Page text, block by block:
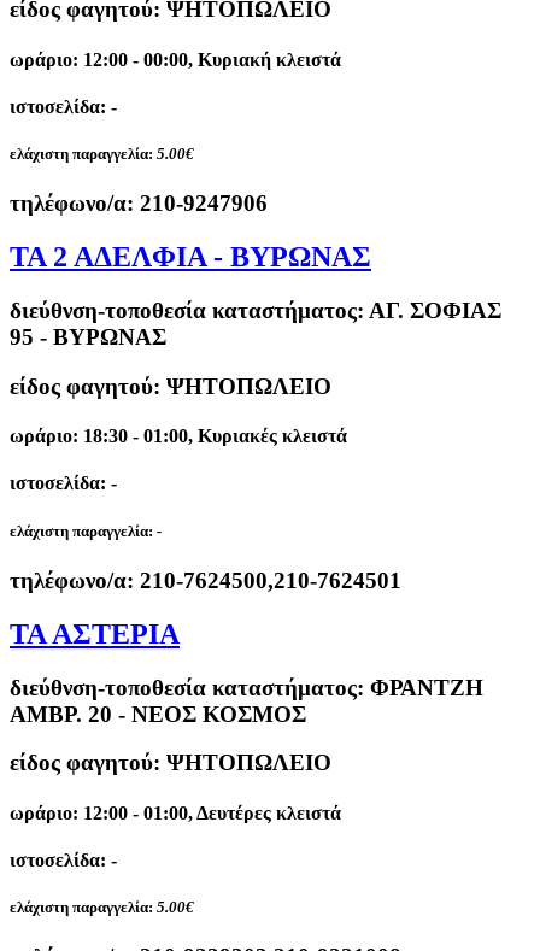
είδος φαγητού: ΨΗΤΟΠΩΛΕΙΟ
ωράριο: 12:00 - 00:00, Κυριακή κλειστά
ιστοσελίδα: -
ελάχιστη παραγγελία: 5.00€
τηλέφωνο/α: 210-9247906
ΤΑ 2 ΑΔΕΛΦΙΑ - ΒΥΡΩΝΑΣ
διεύθνση-τοποθεσία καταστήματος: ΑΓ. ΣΟΦΙΑΣ
95 - ΒΥΡΩΝΑΣ
είδος φαγητού: ΨΗΤΟΠΩΛΕΙΟ
ωράριο: 18:30 - 01:00, Κυριακές κλειστά
ιστοσελίδα: -
ελάχιστη παραγγελία: -
τηλέφωνο/α: 210-7624500,210-7624501
ΤΑ ΑΣΤΕΡΙΑ
διεύθνση-τοποθεσία καταστήματος: ΦΡΑΝΤΖΗ
ΑΜΒΡ. 20 - ΝΕΟΣ ΚΟΣΜΟΣ
είδος φαγητού: ΨΗΤΟΠΩΛΕΙΟ
ωράριο: 12:00 - 01:00, Δευτέρες κλειστά
ιστοσελίδα: -
ελάχιστη παραγγελία: 5.00€